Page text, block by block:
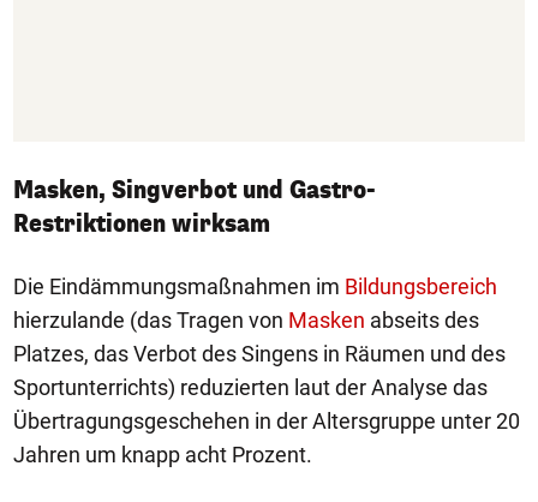
Masken, Singverbot und Gastro-
Restriktionen wirksam
Die Eindämmungsmaßnahmen im Bildungsbereich
hierzulande (das Tragen von Masken abseits des
Platzes, das Verbot des Singens in Räumen und des
Sportunterrichts) reduzierten laut der Analyse das
Übertragungsgeschehen in der Altersgruppe unter 20
Jahren um knapp acht Prozent.